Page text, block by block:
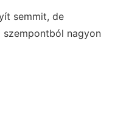
semmit, de
nagyon